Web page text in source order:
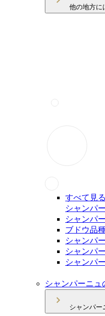
他の地方に
すべて見る
シャンパ
シャンパ
ブドウ品
シャンパ
シャンパ
シャンパ
シャンパーニュ
シャンパー